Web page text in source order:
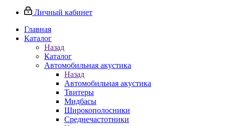
Личный кабинет
Главная
Каталог
Назад
Каталог
Автомобильная акустика
Назад
Автомобильная акустика
Твитеры
Мидбасы
Широкополосники
Среднечастотники